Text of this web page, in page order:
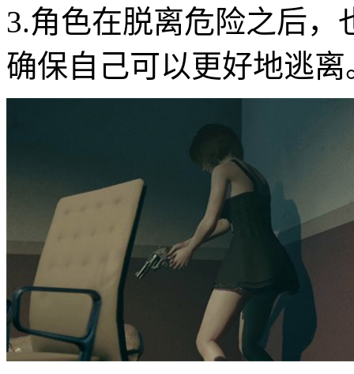
3.角色在脱离危险之后
确保自己可以更好地逃离